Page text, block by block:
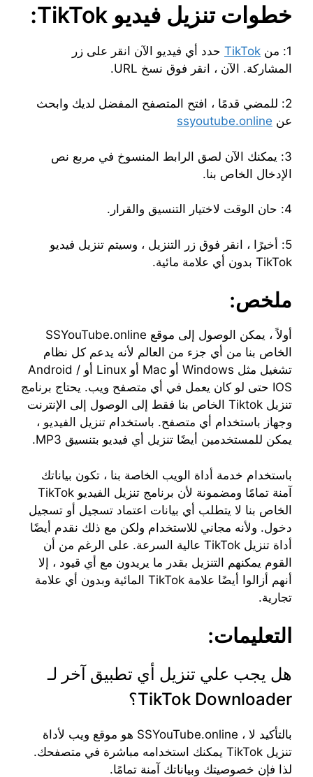
خطوات تنزيل فيديو TikTok:
1: من TikTok حدد أي فيديو الآن انقر على زر
المشاركة. الآن ، انقر فوق نسخ URL.
2: للمضي قدمًا ، افتح المتصفح المفضل لديك وابحث
عن ssyoutube.online
3: يمكنك الآن لصق الرابط المنسوخ في مربع نص
الإدخال الخاص بنا.
4: حان الوقت لاختيار التنسيق والقرار.
5: أخيرًا ، انقر فوق زر التنزيل ، وسيتم تنزيل فيديو
TikTok بدون أي علامة مائية.
ملخص:
أولاً ، يمكن الوصول إلى موقع SSYouTube.online
الخاص بنا من أي جزء من العالم لأنه يدعم كل نظام
تشغيل مثل Windows أو Mac أو Linux أو Android /
IOS حتى لو كان يعمل في أي متصفح ويب. يحتاج برنامج
تنزيل Tiktok الخاص بنا فقط إلى الوصول إلى الإنترنت
وجهاز باستخدام أي متصفح. باستخدام تنزيل الفيديو ،
يمكن للمستخدمين أيضًا تنزيل أي فيديو بتنسيق MP3.
باستخدام خدمة أداة الويب الخاصة بنا ، تكون بياناتك
آمنة تمامًا ومضمونة لأن برنامج تنزيل الفيديو TikTok
الخاص بنا لا يتطلب أي بيانات اعتماد تسجيل أو تسجيل
دخول. ولأنه مجاني للاستخدام ولكن مع ذلك نقدم أيضًا
أداة تنزيل TikTok عالية السرعة. على الرغم من أن
القوم يمكنهم التنزيل بقدر ما يريدون مع أي قيود ، إلا
أنهم أزالوا أيضًا علامة TikTok المائية وبدون أي علامة
تجارية.
التعليمات:
هل يجب علي تنزيل أي تطبيق آخر لـ
TikTok Downloader؟
بالتأكيد لا ، SSYouTube.online هو موقع ويب لأداة
تنزيل TikTok يمكنك استخدامه مباشرة في متصفحك.
لذا فإن خصوصيتك وبياناتك آمنة تمامًا.